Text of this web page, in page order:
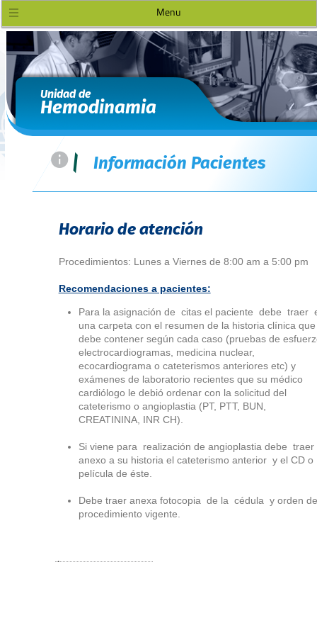
Menu
Unidad de
Hemodinamia
= | Información Pacientes
Horario de atención
Procedimientos: Lunes a Viernes de 8:00 am a 5:00 pm
Recomendaciones a pacientes:
Para la asignación de citas el paciente debe traer
una carpeta con el resumen de la historia clínica que
debe contener según cada caso (pruebas de
electrocardiogramas, medicina nuclear,
ecocardiograma o cateterismos anteriores etc) y
exámenes de laboratorio recientes que su médico
cardiólogo le debió ordenar con la solicitud del
cateterismo o angioplastia (PT, PTT, BUN,
CREATININA, INR CH).
Si viene para realización de angioplastia debe traer
anexo a su historia el cateterismo anterior y el CD o
película de éste.
Debe traer anexa fotocopia de la cédula y orden
procedimiento vigente.